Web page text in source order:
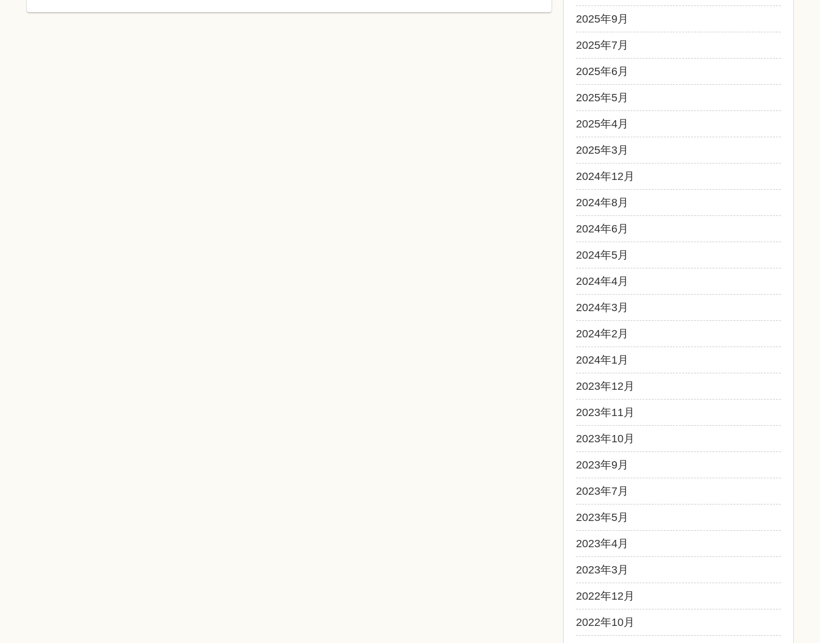
2025年9月
2025年7月
2025年6月
2025年5月
2025年4月
2025年3月
2024年12月
2024年8月
2024年6月
2024年5月
2024年4月
2024年3月
2024年2月
2024年1月
2023年12月
2023年11月
2023年10月
2023年9月
2023年7月
2023年5月
2023年4月
2023年3月
2022年12月
2022年10月